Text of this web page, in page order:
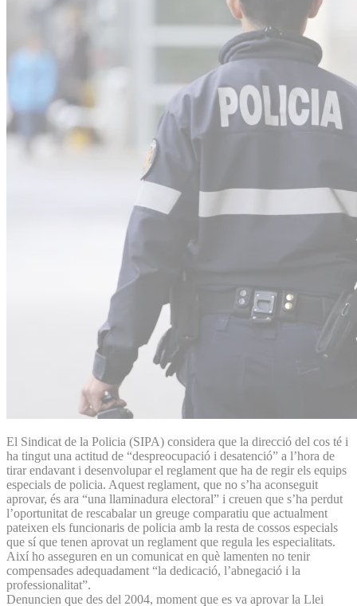
El Sindicat de la Policia (SIPA) considera que la direcció del cos té i
ha tingut una actitud de “despreocupació i desatenció” a l’hora de
tirar endavant i desenvolupar el reglament que ha de regir els equips
especials de policia. Aquest reglament, que no s’ha aconseguit
aprovar, és ara “una llaminadura electoral” i creuen que s’ha perdut
l’oportunitat de rescabalar un greuge comparatiu que actualment
pateixen els funcionaris de policia amb la resta de cossos especials
que sí que tenen aprovat un reglament que regula les especialitats.
Així ho asseguren en un comunicat en què lamenten no tenir
compensades adequadament “la dedicació, l’abnegació i la
professionalitat”.
Denuncien que des del 2004, moment que es va aprovar la Llei